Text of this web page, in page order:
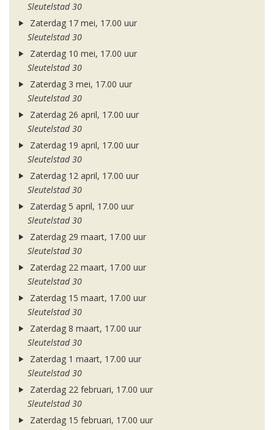
Sleutelstad 30
Zaterdag 17 mei, 17.00 uur
Sleutelstad 30
Zaterdag 10 mei, 17.00 uur
Sleutelstad 30
Zaterdag 3 mei, 17.00 uur
Sleutelstad 30
Zaterdag 26 april, 17.00 uur
Sleutelstad 30
Zaterdag 19 april, 17.00 uur
Sleutelstad 30
Zaterdag 12 april, 17.00 uur
Sleutelstad 30
Zaterdag 5 april, 17.00 uur
Sleutelstad 30
Zaterdag 29 maart, 17.00 uur
Sleutelstad 30
Zaterdag 22 maart, 17.00 uur
Sleutelstad 30
Zaterdag 15 maart, 17.00 uur
Sleutelstad 30
Zaterdag 8 maart, 17.00 uur
Sleutelstad 30
Zaterdag 1 maart, 17.00 uur
Sleutelstad 30
Zaterdag 22 februari, 17.00 uur
Sleutelstad 30
Zaterdag 15 februari, 17.00 uur